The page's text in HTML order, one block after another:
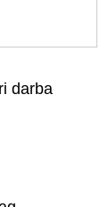
darba